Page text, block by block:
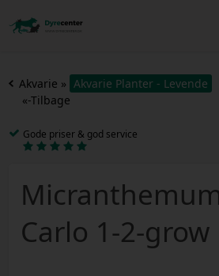
Akvarie » Akvarie Planter - Levende
«-Tilbage
Gode priser & god service
Carlo 1-2-grow